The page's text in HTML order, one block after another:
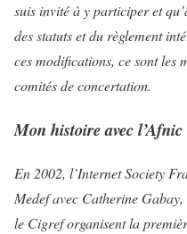
suis invité à y participer et
des statuts et du règlement
ces modifications, ce sont les
comités de concertation.
Mon histoire avec l’Afnic
En 2002, l’Internet Society
Medef avec Catherine
le Cigref organisent la